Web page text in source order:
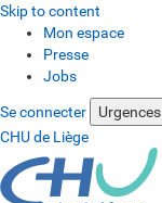
Skip to content
Mon espace
Presse
Jobs
Se connecter Urgences
CHU de Liège